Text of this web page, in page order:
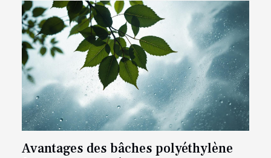
Avantages des bâches polyéthylène